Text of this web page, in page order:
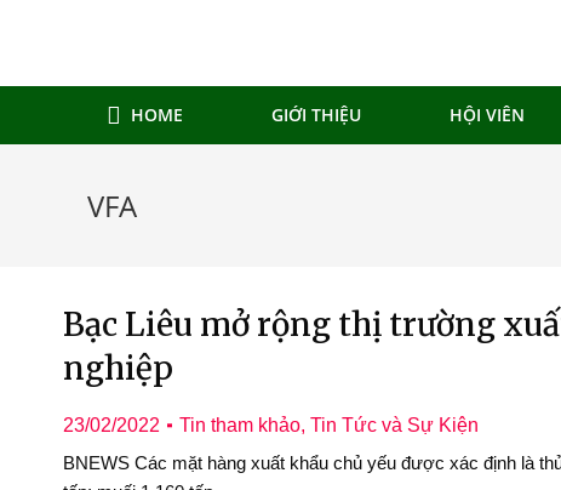
HOME GIỚI THIỆU HỘI VIÊN
VFA
Bạc Liêu mở rộng thị trường
nghiệp
23/02/2022 Tin tham khảo, Tin Tức và Sự Kiện
BNEWS Các mặt hàng xuất khẩu chủ yếu được xác định là